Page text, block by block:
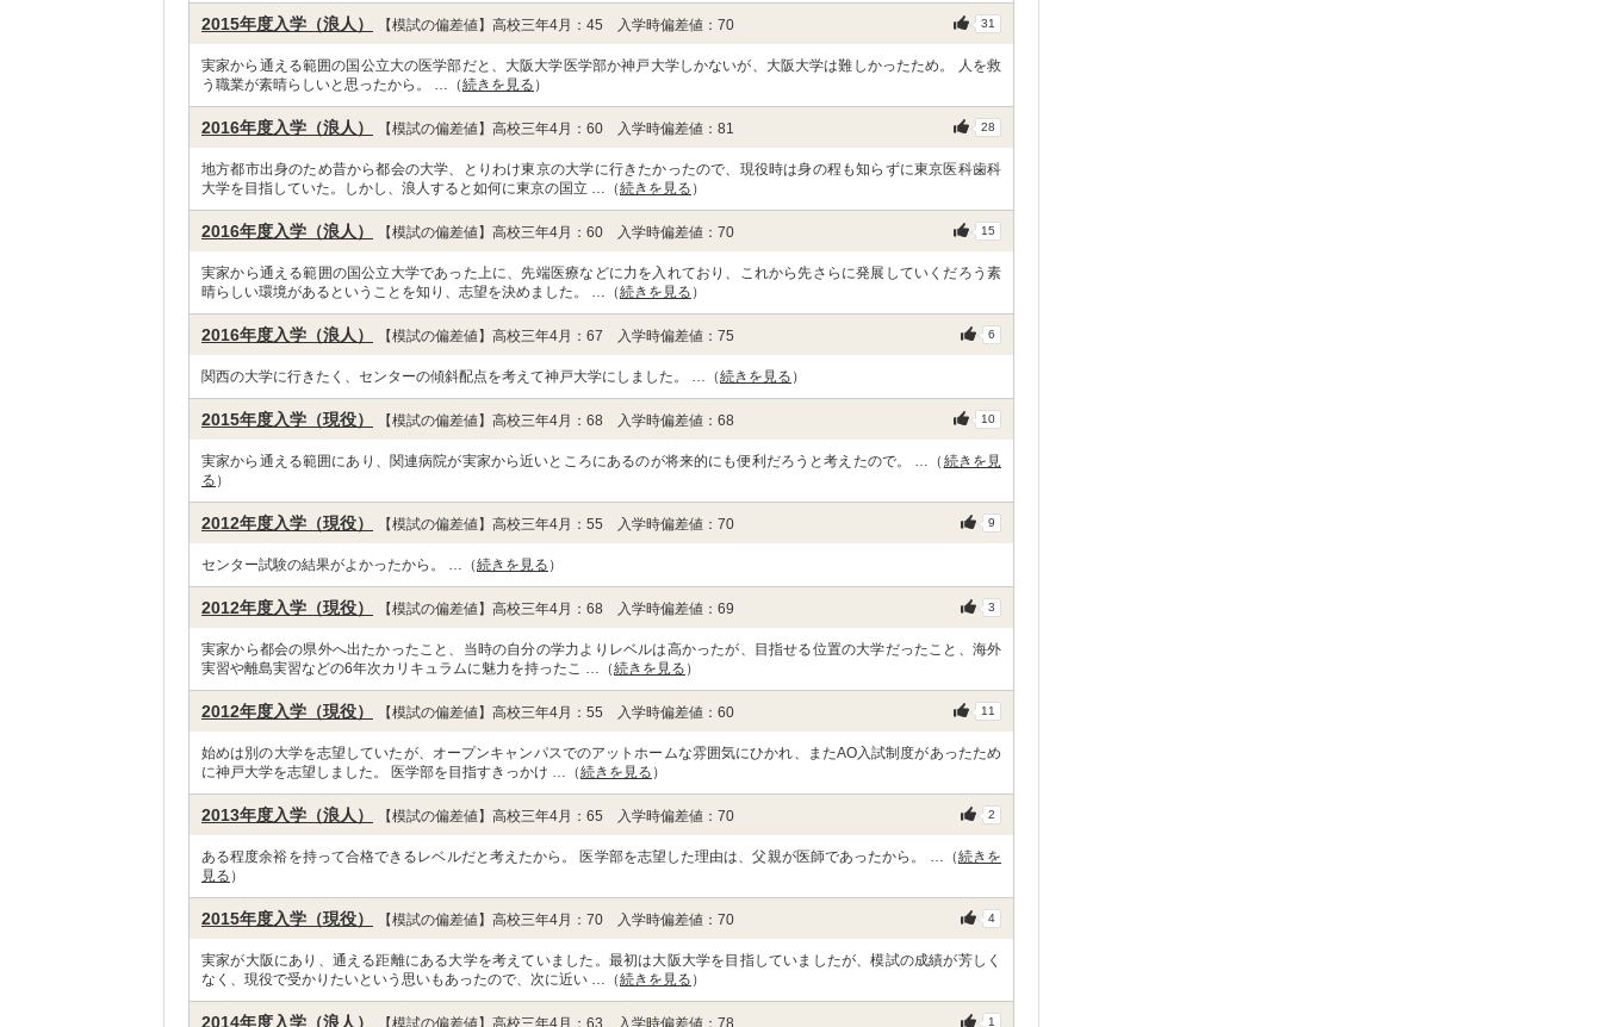
2015年度入学（浪人） 【模試の偏差値】高校三年4月：45 入学時偏差値：70 31
実家から通える範囲の国公立大の医学部だと、大阪大学医学部か神戸大学しかないが、大阪大学は難しかったため。 人を救
う職業が素晴らしいと思ったから。 …（続きを見る ）
2016年度入学（浪人） 【模試の偏差値】高校三年4月：60 入学時偏差値：81 28
地方都市出身のため昔から都会の大学、とりわけ東京の大学に行きたかったので、現役時は身の程も知らずに東京医科歯科
大学を目指していた。しかし、浪人すると如何に東京の国立 …（続きを見る ）
2016年度入学（浪人） 【模試の偏差値】高校三年4月：60 入学時偏差値：70 15
実家から通える範囲の国公立大学であった上に、先端医療などに力を入れており、これから先さらに発展していくだろう素
晴らしい環境があるということを知り、志望を決めました。 …（続きを見る ）
2016年度入学（浪人） 【模試の偏差値】高校三年4月：67 入学時偏差値：75 6
関西の大学に行きたく、センターの傾斜配点を考えて神戸大学にしました。 …（続きを見る ）
2015年度入学（現役） 【模試の偏差値】高校三年4月：68 入学時偏差値：68 10
実家から通える範囲にあり、関連病院が実家から近いところにあるのが将来的にも便利だろうと考えたので。 …（ 続きを見
る ）
2012年度入学（現役） 【模試の偏差値】高校三年4月：55 入学時偏差値：70 9
センター試験の結果がよかったから。 …（続きを見る ）
2012年度入学（現役） 【模試の偏差値】高校三年4月：68 入学時偏差値：69 3
実家から都会の県外へ出たかったこと、当時の自分の学力よりレベルは高かったが、目指せる位置の大学だったこと、海外
実習や離島実習などの6年次カリキュラムに魅力を持ったこ …（続きを見る ）
2012年度入学（現役） 【模試の偏差値】高校三年4月：55 入学時偏差値：60 11
始めは別の大学を志望していたが、オープンキャンパスでのアットホームな雰囲気にひかれ、またAO入試制度があったため
に神戸大学を志望しました。 医学部を目指すきっかけ …（続きを見る ）
2013年度入学（浪人） 【模試の偏差値】高校三年4月：65 入学時偏差値：70 2
ある程度余裕を持って合格できるレベルだと考えたから。 医学部を志望した理由は、父親が医師であったから。 …（続きを
見る ）
2015年度入学（現役） 【模試の偏差値】高校三年4月：70 入学時偏差値：70 4
実家が大阪にあり、通える距離にある大学を考えていました。最初は大阪大学を目指していましたが、模試の成績が芳しく
なく、現役で受かりたいという思いもあったので、次に近い …（続きを見る ）
2014年度入学（浪人） 【模試の偏差値】高校三年4月：63 入学時偏差値：78 1